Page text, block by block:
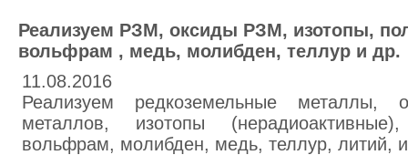
Реализуем РЗМ, оксиды РЗМ, изотопы,
вольфрам , медь, молибден, теллур и др.
11.08.2016
Реализуем редкоземельные металлы,
металлов, изотопы
вольфрам, молибден, медь, теллур, литий,